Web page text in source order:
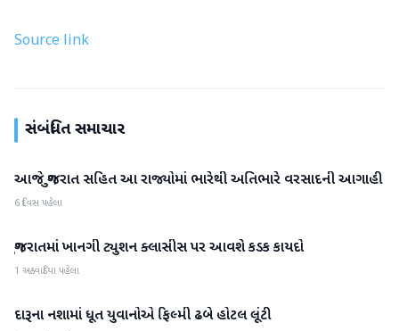
Source link
સંબંધિત સમાચાર
ગુજરાત
આજે ગુજરાત સહિત આ રાજ્યોમાં ભારેથી અતિભારે વરસાદની આગાહી
6 દિવસ પહેલા
ગુજરાત
ગુજરાતમાં ખાનગી ટ્યુશન ક્લાસીસ પર આવશે કડક કાયદો
1 અઠવાડિયા પહેલા
ગુજરાત
દારૂના નશામાં ધૂત યુવાનોએ ફિલ્મી ઢબે હોટલ લૂંટી